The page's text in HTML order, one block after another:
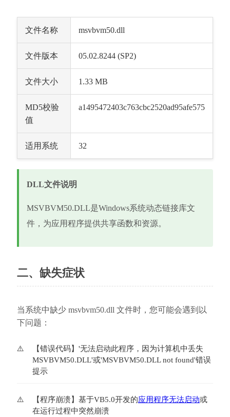
文件名称 msvbvm50.dll
文件版本 05.02.8244 (SP2)
文件大小 1.33 MB
MD5校验
值
a1495472403c763cbc2520ad95afe575
适用系统 32
DLL文件说明
MSVBVM50.DLL是Windows系统动态链接库文
件，为应用程序提供共享函数和资源。
二、缺失症状
当系统中缺少 msvbvm50.dll 文件时，您可能会遇到以
下问题：
【错误代码】'无法启动此程序，因为计算机中丢失
MSVBVM50.DLL'或'MSVBVM50.DLL not found'错误
提示
【程序崩溃】基于VB5.0开发的应用程序无法启动或
在运行过程中突然崩溃